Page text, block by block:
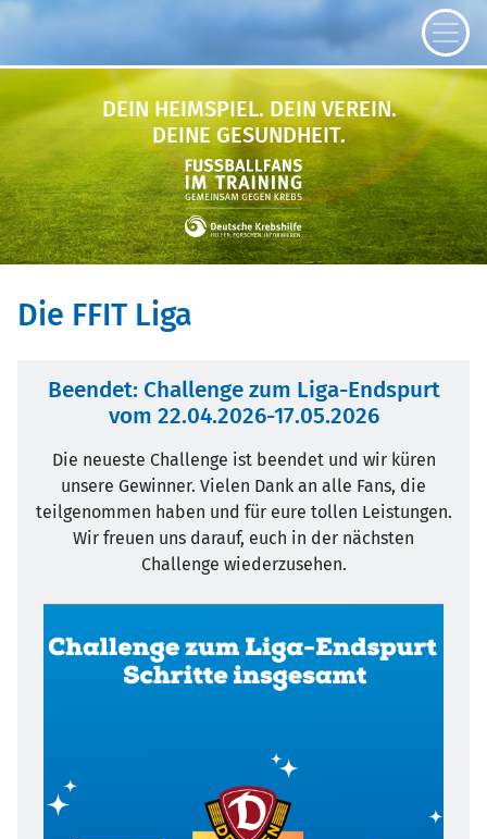
DEIN HEIMSPIEL. DEIN VEREIN.
DEINE GESUNDHEIT.
Die FFIT Liga
Beendet: Challenge zum Liga-Endspurt
vom 22.04.2026-17.05.2026
Die neueste Challenge ist beendet und wir küren
unsere Gewinner. Vielen Dank an alle Fans, die
teilgenommen haben und für eure tollen Leistungen.
Wir freuen uns darauf, euch in der nächsten
Challenge wiederzusehen.